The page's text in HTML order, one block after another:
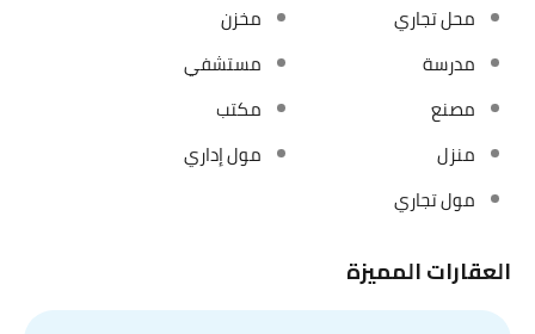
محل تجاري
مخزن
مدرسة
مستشفي
مصنع
مكتب
منزل
مول إداري
مول تجاري
العقارات المميزة